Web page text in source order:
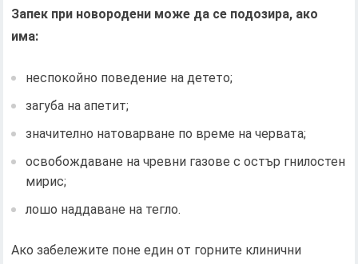
Запек при новородени може да се подозира, ако
има:
неспокойно поведение на детето;
загуба на апетит;
значително натоварване по време на червата;
освобождаване на чревни газове с остър гнилостен
мирис;
лошо наддаване на тегло.
Ако забележите поне един от горните клинични